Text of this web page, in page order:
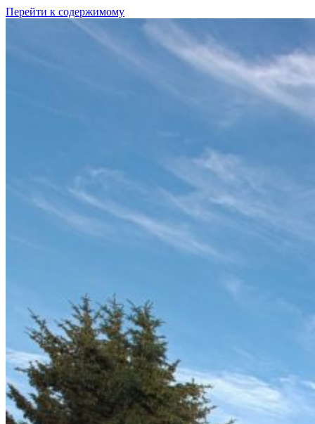
Перейти к содержимому